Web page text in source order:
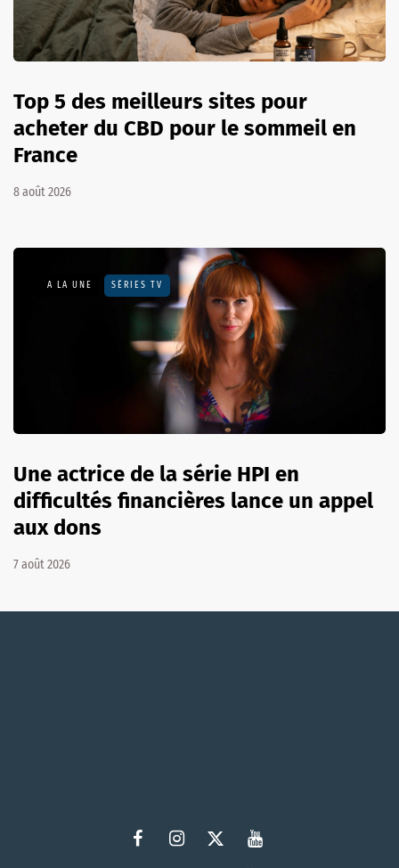
Top 5 des meilleurs sites pour
acheter du CBD pour le sommeil en
France
8 août 2026
A LA UNE SÉRIES TV
Une actrice de la série HPI en
difficultés financières lance un appel
aux dons
7 août 2026